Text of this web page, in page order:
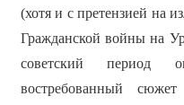
(хотя и с претензией на
Гражданской войны на
советский период
востребованный сюжет